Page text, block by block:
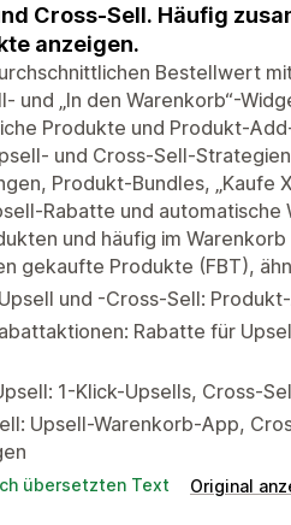
Cross-Sell. Häufig
anzeigen.
Bestellwert
und „In den Warenkorb“-
Produkte und Produkt-
und Cross-Sell-
Produkt-Bundles, „Kaufe
Rabatte und automatische
und häufig im
gekaufte Produkte (FBT),
und -Cross-Sell:
Rabatte für
1-Klick-Upsells, Cross-
Upsell-Warenkorb-App,
übersetzten Text Original